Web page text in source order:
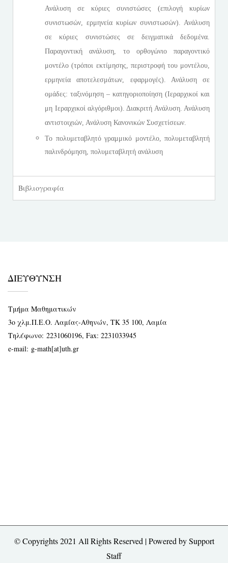
Ανάλυση σε κύριες συνιστώσες (επιλογή κυρίων
συνιστωσών, ερμηνεία κυρίων συνιστωσών). Ανάλυση
σε κύριες συνιστώσες σε δειγματικά δεδομένα.
Παραγοντική ανάλυση, το ορθογώνιο παραγοντικό
μοντέλο (τρόποι εκτίμησης, περιστροφή του μοντέλου,
ερμηνεία αποτελεσμάτων, εφαρμογές). Ανάλυση σε
ομάδες: ταξινόμηση – κατηγοριοποίηση (Ιεραρχικοί και
μη Ιεραρχικοί αλγόριθμοι). Διακριτή Ανάλυση. Ανάλυση
αντιστοιχιών, Ανάλυση Κανονικών Συσχετίσεων.
Το πολυμεταβλητό γραμμικό μοντέλο, πολυμεταβλητή
παλινδρόμηση, πολυμεταβλητή ανάλυση
Βιβλιογραφία
ΔΙΕΥΘΥΝΣΗ
Τμήμα Μαθηματικών
3ο χλμ.Π.Ε.Ο. Λαμίας-Αθηνών, ΤΚ 35 100, Λαμία
Τηλέφωνο: 2231060196, Fax: 2231033945
e-mail: g-math[at]uth.gr
© Copyrights 2021 All Rights Reserved | Powered bySupport
Staff